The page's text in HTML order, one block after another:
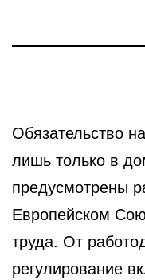
Обязательство
лишь только в
предусмотрены
Европейском
труда. От
регулирование